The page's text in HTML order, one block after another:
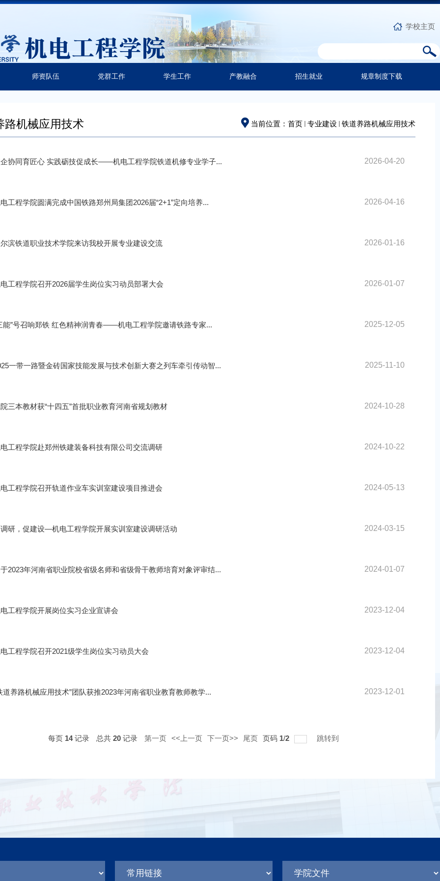
学校主页
师资队伍 党群工作 学生工作 产教融合 招生就业 规章制度下载
当前位置： 首页 专业建设 铁道养路机械应用技术
路机械应用技术
协同育匠心 实践砺技促成长——机电工程学院铁道机修专业学子... 2026-04-20
工程学院圆满完成中国铁路郑州局集团2026届“2+1”定向培养... 2026-04-16
滨铁道职业技术学院来访我校开展专业建设交流 2026-01-16
工程学院召开2026届学生岗位实习动员部署大会 2026-01-07
能”号召响郑铁 红色精神润青春——机电工程学院邀请铁路专家... 2025-12-05
一带一路暨金砖国家技能发展与技术创新大赛之列车牵引传动智... 2025-11-10
三本教材获“十四五”首批职业教育河南省规划教材 2024-10-28
工程学院赴郑州铁建装备科技有限公司交流调研 2024-10-22
工程学院召开轨道作业车实训室建设项目推进会 2024-05-13
研，促建设—机电工程学院开展实训室建设调研活动 2024-03-15
2023年河南省职业院校省级名师和省级骨干教师培育对象评审结... 2024-01-07
工程学院开展岗位实习企业宣讲会 2023-12-04
工程学院召开2021级学生岗位实习动员大会 2023-12-04
道养路机械应用技术”团队获推2023年河南省职业教育教师教学... 2023-12-01
每页 14记录 总共20 记录 第一页 <<上一页 下一页>> 尾页 页码 1/2 跳转到